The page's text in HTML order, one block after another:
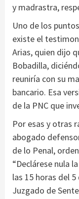
y madrastra,
Uno de los
existe el
Arias, quien dijo
Bobadilla,
reuniría con su
bancario. Esa
de la PNC que
Por esas y otras
abogado
de lo Penal,
“Declárese nula
las 15 horas del
Juzgado de